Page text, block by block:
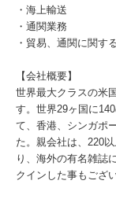
・海上輸送
・通関業務
・貿易、通関に関す
【会社概要】
世界最大クラスの米
す。世界29ヶ国に
て、香港、シンガポ
た。親会社は、220
り、海外の有名雑誌
クインした事もござ